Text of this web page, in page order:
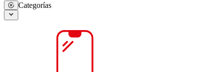
Categorías